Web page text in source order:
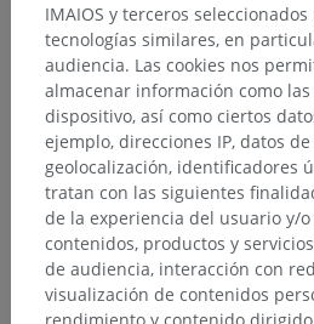
Traducciones
¿Ha detectado un error?
No dude en sugerir una
mejora de contenido.
Reportar un
IMAIOS y terceros
tecnologías similares, en
audiencia. Las cookies nos
almacenar información como
dispositivo, así como ciertos
ejemplo, direcciones IP, datos
geolocalización, identificadores
tratan con las siguientes
de la experiencia del usuario y/
contenidos, productos y
de audiencia, interacción con
visualización de contenidos